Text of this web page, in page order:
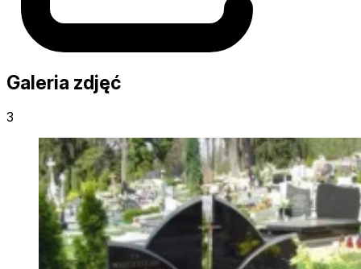
Galeria zdjęć
3